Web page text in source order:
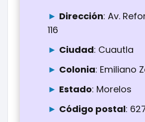
Dirección: Av.
116
Ciudad: Cuautla
Colonia: Emiliano
Estado: Morelos
Código postal: